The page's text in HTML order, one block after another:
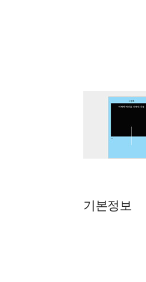
기본정보